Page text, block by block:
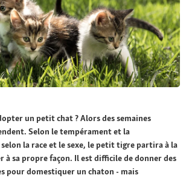
un petit chat ? Alors des semaines
Selon le tempérament et la
la race et le sexe, le petit tigre partira à la
à sa propre façon. Il est difficile de donner des
pour domestiquer un chaton - mais